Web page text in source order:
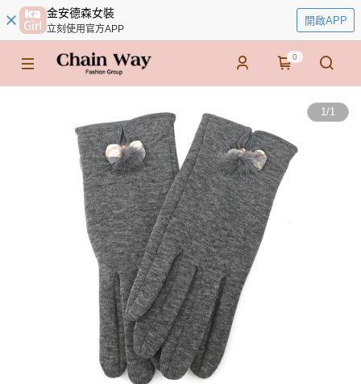
金安德森女裝
立刻使用官方APP
開啟APP
0
1/1